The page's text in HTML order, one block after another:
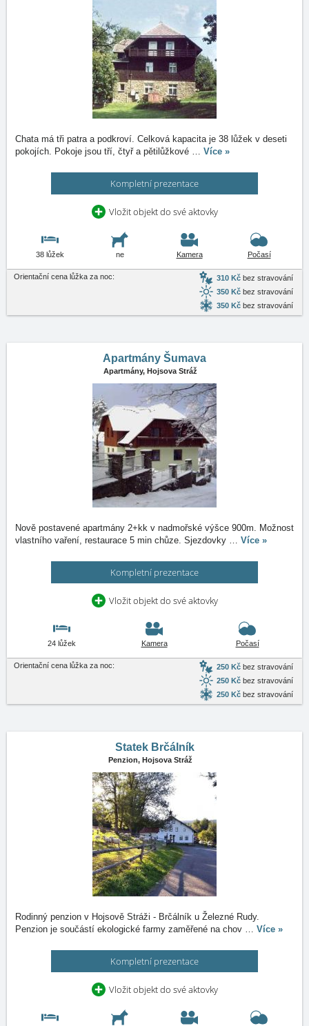
Chata má tři patra a podkroví. Celková kapacita je 38 lůžek v deseti
pokojích. Pokoje jsou tří, čtyř a pětilůžkové … Více »
Kompletní prezentace
Vložit objekt do své aktovky
38 lůžek ne Kamera Počasí
Orientační cena lůžka za noc: 310 Kč bez stravování
350 Kč bez stravování
350 Kč bez stravování
Apartmány Šumava
Apartmány, Hojsova Stráž
Nově postavené apartmány 2+kk v nadmořské výšce 900m. Možnost
vlastního vaření, restaurace 5 min chůze. Sjezdovky … Více »
Kompletní prezentace
Vložit objekt do své aktovky
24 lůžek Kamera Počasí
Orientační cena lůžka za noc: 250 Kč bez stravování
250 Kč bez stravování
250 Kč bez stravování
Statek Brčálník
Penzion, Hojsova Stráž
Rodinný penzion v Hojsově Stráži - Brčálník u Železné Rudy.
Penzion je součástí ekologické farmy zaměřené na chov … Více »
Kompletní prezentace
Vložit objekt do své aktovky